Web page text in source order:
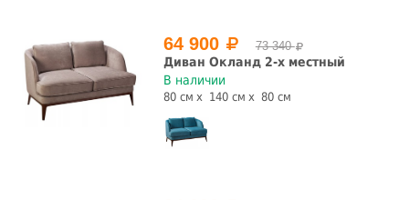
64 900 73 340
Диван Окланд 2-х местный
В наличии
80 см 140 см 80 см